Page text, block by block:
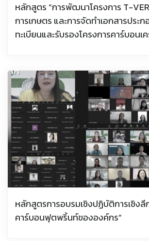
หลักสูตร “การพัฒนาโครงการ T-
การเกษตร และการจัดทำเอกสารประ
ทะเบียนและรับรองโครงการคาร์บอนเ
หลักสูตรการอบรมเชิงปฏิบัติการเชิงลึ
คาร์บอนฟุตพริ้นท์ขององค์กร”